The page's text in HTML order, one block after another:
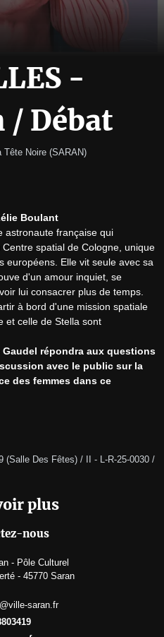
-
Débat
Tête Noire (SARAN)
Boulant
astronaute française qui
spatial de Cologne, unique
européens. Elle vit seule avec sa
d'un amour inquiet, se
lui consacrer plus de temps.
à bord d'une mission spatiale
et celle de Stella sont
répondra aux questions
avec le public sur la
des femmes dans ce
(Salle Des Fêtes) / II - L-R-25-0030 /
plus
nous
- Pôle Culturel
- 45770 Saran
saran.fr